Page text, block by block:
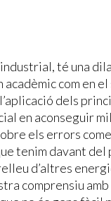
té una
com en
dels
en aconseguir
els errors
tenim davant
d’altres
comprensiu amb